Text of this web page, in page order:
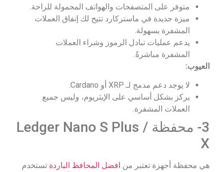
متوفر على المتصفحات والهواتف المحمولة للراحة.
ميزة جديدة في ماستركارد تتيح لك إنفاق العملات
المشفرة بسهولة.
يدعم عمليات تبادل الرموز وشراء العملات
المشفرة مباشرةً.
العيوب:
لا يوجد دعم مدمج لـ XRP أو Cardano.
يركز بشكل أساسي على الإيثريوم، وليس جميع
العملات المشفرة.
3- محفظة Ledger Nano S Plus /
X
هي محفظة أجهزة تعتبر من افضل المحافظ الباردة تستخدم